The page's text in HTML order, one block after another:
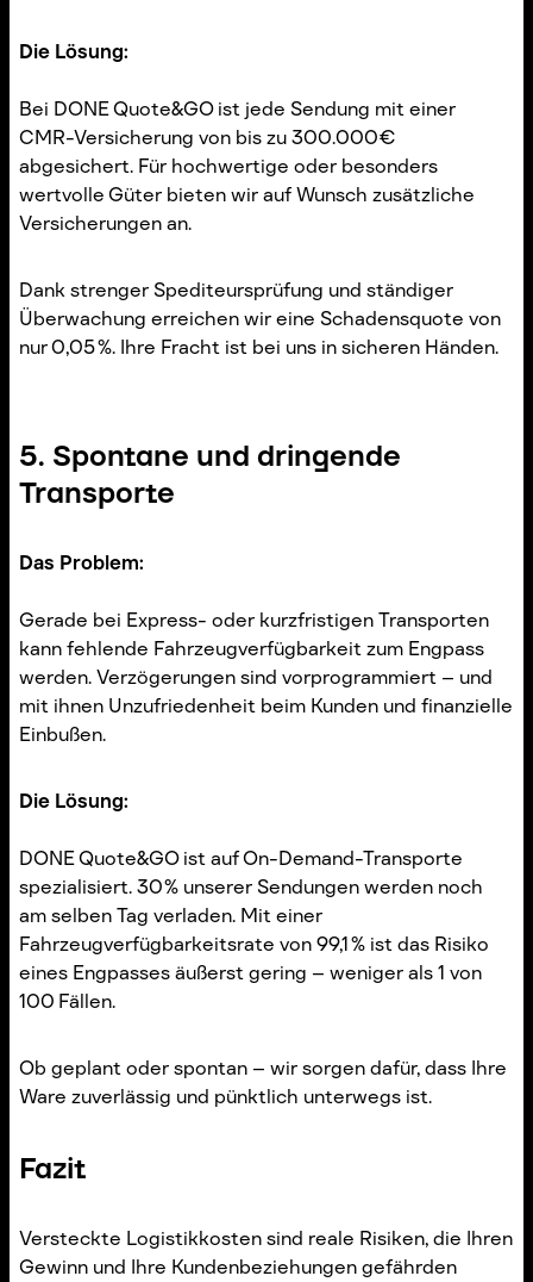
Die Lösung:
Bei DONE Quote&GO ist jede Sendung mit einer
CMR-Versicherung von bis zu 300.000 €
abgesichert. Für hochwertige oder besonders
wertvolle Güter bieten wir auf Wunsch zusätzliche
Versicherungen an.
Dank strenger Spediteursprüfung und ständiger
Überwachung erreichen wir eine Schadensquote von
nur 0,05 %. Ihre Fracht ist bei uns in sicheren Händen.
5. Spontane und dringende
Transporte
Das Problem:
Gerade bei Express- oder kurzfristigen Transporten
kann fehlende Fahrzeugverfügbarkeit zum Engpass
werden. Verzögerungen sind vorprogrammiert – und
mit ihnen Unzufriedenheit beim Kunden und finanzielle
Einbußen.
Die Lösung:
DONE Quote&GO ist auf On-Demand-Transporte
spezialisiert. 30 % unserer Sendungen werden noch
am selben Tag verladen. Mit einer
Fahrzeugverfügbarkeitsrate von 99,1 % ist das Risiko
eines Engpasses äußerst gering – weniger als 1 von
100 Fällen.
Ob geplant oder spontan – wir sorgen dafür, dass Ihre
Ware zuverlässig und pünktlich unterwegs ist.
Fazit
Versteckte Logistikkosten sind reale Risiken, die Ihren
Gewinn und Ihre Kundenbeziehungen gefährden